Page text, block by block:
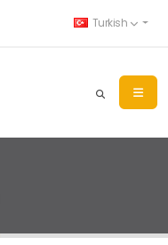
Turkish